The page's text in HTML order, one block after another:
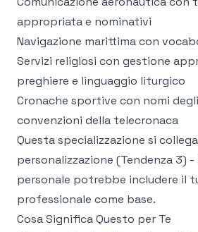
appropriata e nominativi
Navigazione marittima con
Servizi religiosi con gestione
preghiere e linguaggio liturgico
Cronache sportive con nomi
convenzioni della telecronaca
Questa specializzazione si
personalizzazione (Tendenza 3)
personale potrebbe includere il
professionale come base.
Cosa Significa Questo per Te